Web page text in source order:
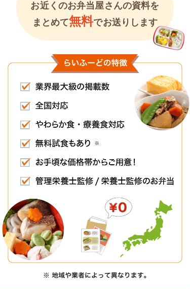
お近くのお弁当屋さんの資料を
まとめて無料でお送りします